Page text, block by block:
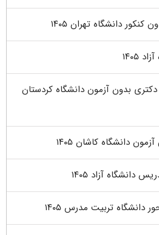
دانشگاه تهران ۱۴۰۵
دکتری بدون آزمون دانشگاه کردستان
دانشگاه کاشان ۱۴۰۵
دانشگاه آزاد ۱۴۰۵
دانشگاه تربیت مدرس ۱۴۰۵